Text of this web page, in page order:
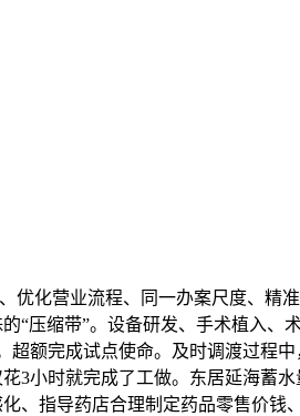
化营业流程、同一办案尺度、精
压缩带”。设备研发、手术植入
额完成试点使命。及时调渡过程
3小时就完成了工做。东居延海蓄
、指导药店合理制定药品零售价